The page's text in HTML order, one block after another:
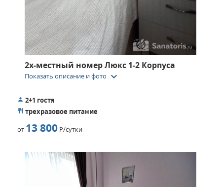
2х-местный номер Люкс 1-2 Корпуса
Показать описание и фото keyboard_arrow_down
2+1 гостя
трехразовое питание
от 13 800Р/сутки